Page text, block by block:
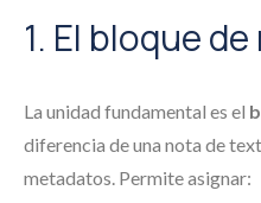
1. El bloque
La unidad fundamental es el
diferencia de una nota de
metadatos. Permite asignar: